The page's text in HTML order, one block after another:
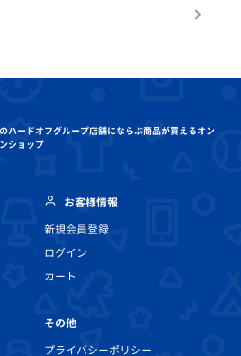
ハードオフグループ店舗にならぶ商品が買えるオン
ショップ
お客様情報
新規会員登録
ログイン
カート
その他
プライバシーポリシー